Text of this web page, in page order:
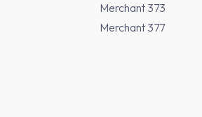
Merchant 373
Merchant 377